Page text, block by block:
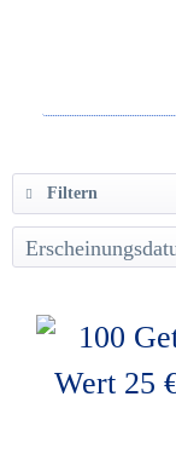
Filtern